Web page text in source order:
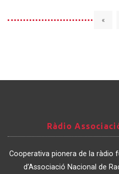
«
Associació
de
Catalunya
Ràdio
Cooperativa pionera de la ràdio
d’Associació Nacional de